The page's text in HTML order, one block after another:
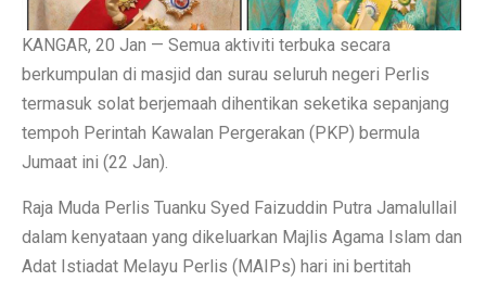
KANGAR, 20 Jan — Semua aktiviti terbuka secara
berkumpulan di masjid dan surau seluruh negeri Perlis
termasuk solat berjemaah dihentikan seketika sepanjang
tempoh Perintah Kawalan Pergerakan (PKP) bermula
Jumaat ini (22 Jan).
Raja Muda Perlis Tuanku Syed Faizuddin Putra Jamalullail
dalam kenyataan yang dikeluarkan Majlis Agama Islam dan
Adat Istiadat Melayu Perlis (MAIPs) hari ini bertitah